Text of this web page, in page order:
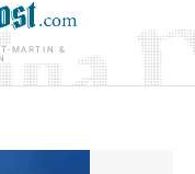
MARTIN &